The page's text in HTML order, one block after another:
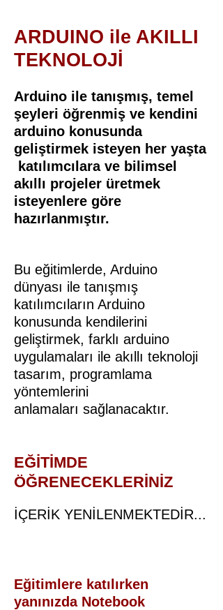
ARDUINO ile AKILLI
TEKNOLOJİ
Arduino ile tanışmış, temel
şeyleri öğrenmiş ve kendini
arduino konusunda
geliştirmek isteyen her yaşta
katılımcılara ve bilimsel
akıllı projeler üretmek
isteyenlere göre
hazırlanmıştır.
Bu eğitimlerde, Arduino
dünyası ile tanışmış
katılımcıların Arduino
konusunda kendilerini
geliştirmek, farklı arduino
uygulamaları ile akıllı teknoloji
tasarım, programlama
yöntemlerini
anlamaları sağlanacaktır.
EĞİTİMDE
ÖĞRENECEKLERİNİZ
İÇERİK YENİLENMEKTEDİR...
Eğitimlere katılırken
yanınızda Notebook